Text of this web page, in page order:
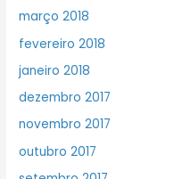
março 2018
fevereiro 2018
janeiro 2018
dezembro 2017
novembro 2017
outubro 2017